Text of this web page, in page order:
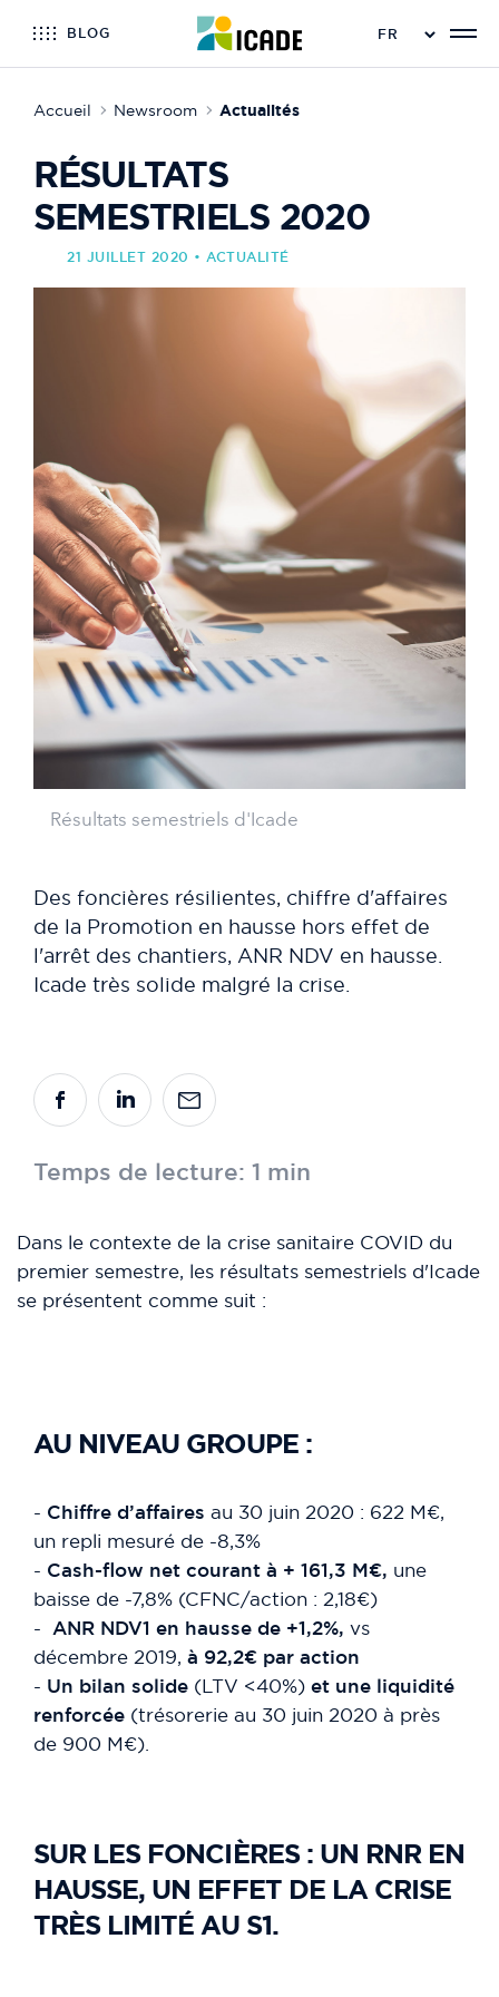
BLOG
Accueil Newsroom Actualités
RÉSULTATS
SEMESTRIELS 2020
21 JUILLET 2020 • ACTUALITÉ
Résultats semestriels d'Icade
Des foncières résilientes, chiffre d'affaires
de la Promotion en hausse hors effet de
l'arrêt des chantiers, ANR NDV en hausse.
Icade très solide malgré la crise.
Temps de lecture: 1 min
Dans le contexte de la crise sanitaire COVID du
premier semestre, les résultats semestriels d'Icade
se présentent comme suit :
AU NIVEAU GROUPE :
- Chiffre d’affaires au 30 juin 2020 : 622 M€,
un repli mesuré de -8,3%
- Cash-flow net courant à + 161,3 M€, une
baisse de -7,8% (CFNC/action : 2,18€)
- ANR NDV1 en hausse de +1,2%, vs
décembre 2019, à 92,2€ par action
- Un bilan solide (LTV <40%) et une liquidité
renforcée (trésorerie au 30 juin 2020 à près
de 900 M€).
SUR LES FONCIÈRES : UN RNR EN
HAUSSE, UN EFFET DE LA CRISE
TRÈS LIMITÉ AU S1.